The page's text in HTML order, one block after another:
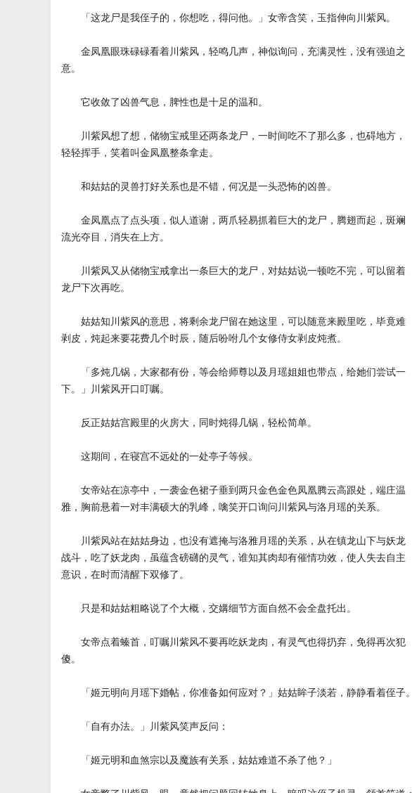
「这龙尸是我侄子的，你想吃，得问他。」女帝含笑，玉指伸向川紫风。
金凤凰眼珠碌碌看着川紫风，轻鸣几声，神似询问，充满灵性，没有强迫之
意。
它收敛了凶兽气息，脾性也是十足的温和。
川紫风想了想，储物宝戒里还两条龙尸，一时间吃不了那么多，也碍地方，
轻轻挥手，笑着叫金凤凰整条拿走。
和姑姑的灵兽打好关系也是不错，何况是一头恐怖的凶兽。
金凤凰点了点头项，似人道谢，两爪轻易抓着巨大的龙尸，腾翅而起，斑斓
流光夺目，消失在上方。
川紫风又从储物宝戒拿出一条巨大的龙尸，对姑姑说一顿吃不完，可以留着
龙尸下次再吃。
姑姑知川紫风的意思，将剩余龙尸留在她这里，可以随意来殿里吃，毕竟难
剥皮，炖起来要花费几个时辰，随后吩咐几个女修侍女剥皮炖煮。
「多炖几锅，大家都有份，等会给师尊以及月瑶姐姐也带点，给她们尝试一
下。」川紫风开口叮嘱。
反正姑姑宫殿里的火房大，同时炖得几锅，轻松简单。
这期间，在寝宫不远处的一处亭子等候。
女帝站在凉亭中，一袭金色裙子垂到两只金色金色凤凰腾云高跟处，端庄温
雅，胸前悬着一对丰满硕大的乳峰，噙笑开口询问川紫风与洛月瑶的关系。
川紫风站在姑姑身边，也没有遮掩与洛雅月瑶的关系，从在镇龙山下与妖龙
战斗，吃了妖龙肉，虽蕴含磅礴的灵气，谁知其肉却有催情功效，使人失去自主
意识，在时而清醒下双修了。
只是和姑姑粗略说了个大概，交媾细节方面自然不会全盘托出。
女帝点着螓首，叮嘱川紫风不要再吃妖龙肉，有灵气也得扔弃，免得再次犯
傻。
「姬元明向月瑶下婚帖，你准备如何应对？」姑姑眸子淡若，静静看着侄子。
「自有办法。」川紫风笑声反问：
「姬元明和血煞宗以及魔族有关系，姑姑难道不杀了他？」